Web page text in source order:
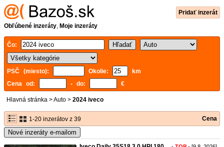
Pridať inzerát
Obľúbené inzeráty, Moje inzeráty
Čo:
PSČ (miesto): Okolie:
km
Cena od:
- do: €
Hlavná stránka >Auto > 2024 iveco
1-20 inzerátov z 39 Cena
Nové inzeráty e-mailom